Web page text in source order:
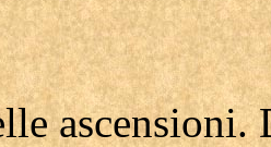
ascensioni.